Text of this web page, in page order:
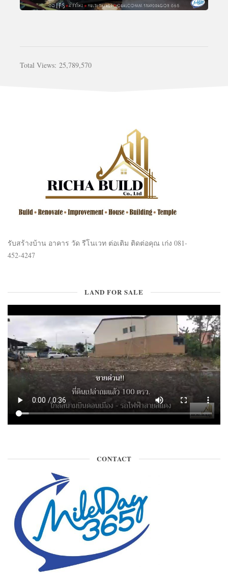
Total Views: 25,789,570
รับสร้างบ้าน อาคาร วัด รีโนเวท ต่อเติม ติดต่อคุณ เก่ง 081-
452-4247
LAND FOR SALE
CONTACT